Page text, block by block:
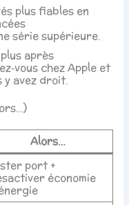
plus fiables en
série supérieure.
après
chez Apple et
y avez droit.
Alors…
port +
économie